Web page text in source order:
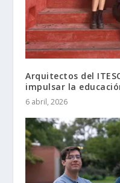
Arquitectos del
impulsar la
6 abril, 2026